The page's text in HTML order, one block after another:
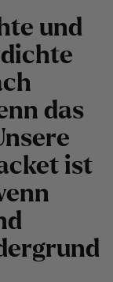
und
das
ist